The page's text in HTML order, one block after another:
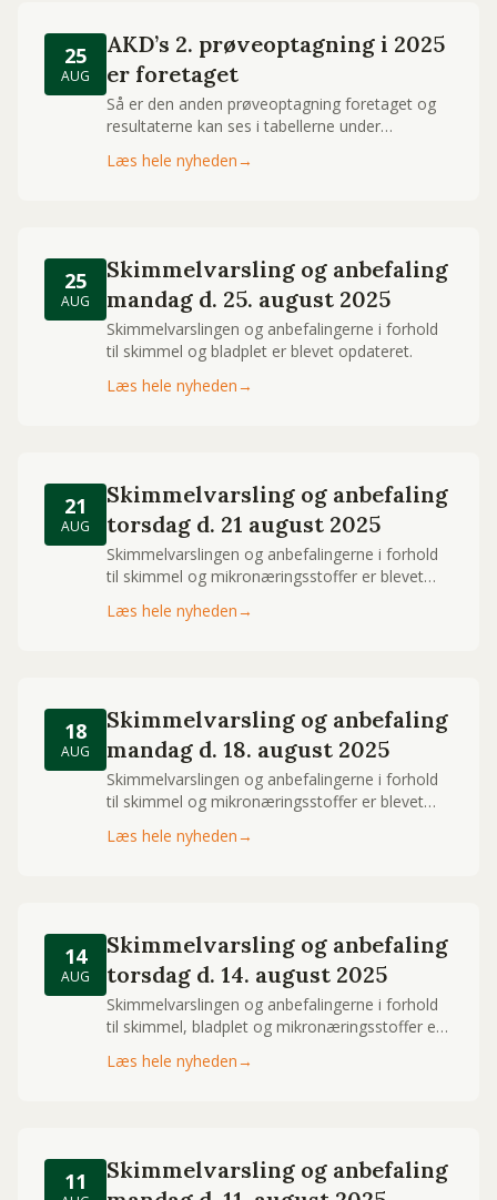
25
AUG
AKD’s 2. prøveoptagning i 2025
er foretaget
Så er den anden prøveoptagning foretaget og
resultaterne kan ses i tabellerne under
Læs hele nyheden→
25
AUG
Skimmelvarsling og anbefaling
mandag d. 25. august 2025
Skimmelvarslingen og anbefalingerne i forhold
til skimmel og bladplet er blevet opdateret.
Læs hele nyheden→
21
AUG
Skimmelvarsling og anbefaling
torsdag d. 21 august 2025
Skimmelvarslingen og anbefalingerne i forhold
til skimmel og mikronæringsstoffer er blevet
Læs hele nyheden→
18
AUG
Skimmelvarsling og anbefaling
mandag d. 18. august 2025
Skimmelvarslingen og anbefalingerne i forhold
til skimmel og mikronæringsstoffer er blevet
Læs hele nyheden→
14
AUG
Skimmelvarsling og anbefaling
torsdag d. 14. august 2025
Skimmelvarslingen og anbefalingerne i forhold
til skimmel, bladplet og mikronæringsstoffer er
Læs hele nyheden→
11
Skimmelvarsling og anbefaling